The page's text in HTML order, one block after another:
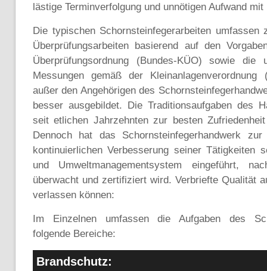
lästige Terminverfolgung und unnötigen Aufwand
Die typischen Schornsteinfegerarbeiten
Überprüfungsarbeiten basierend auf den
Überprüfungsordnung (Bundes-KÜO) sowie die
Messungen gemäß der
außer den Angehörigen des
besser ausgebildet. Die Traditionsaufgaben des
seit etlichen Jahrzehnten zur besten
Dennoch hat das Schornsteinfegerhandwerk
kontinuierlichen Verbesserung seiner Tätigkeiten
und Umweltmanagementsystem eingeführt,
überwacht und zertifiziert wird. Verbriefte Qualität
verlassen können:
Im Einzelnen umfassen die Aufgaben des
folgende Bereiche:
Brandschutz: